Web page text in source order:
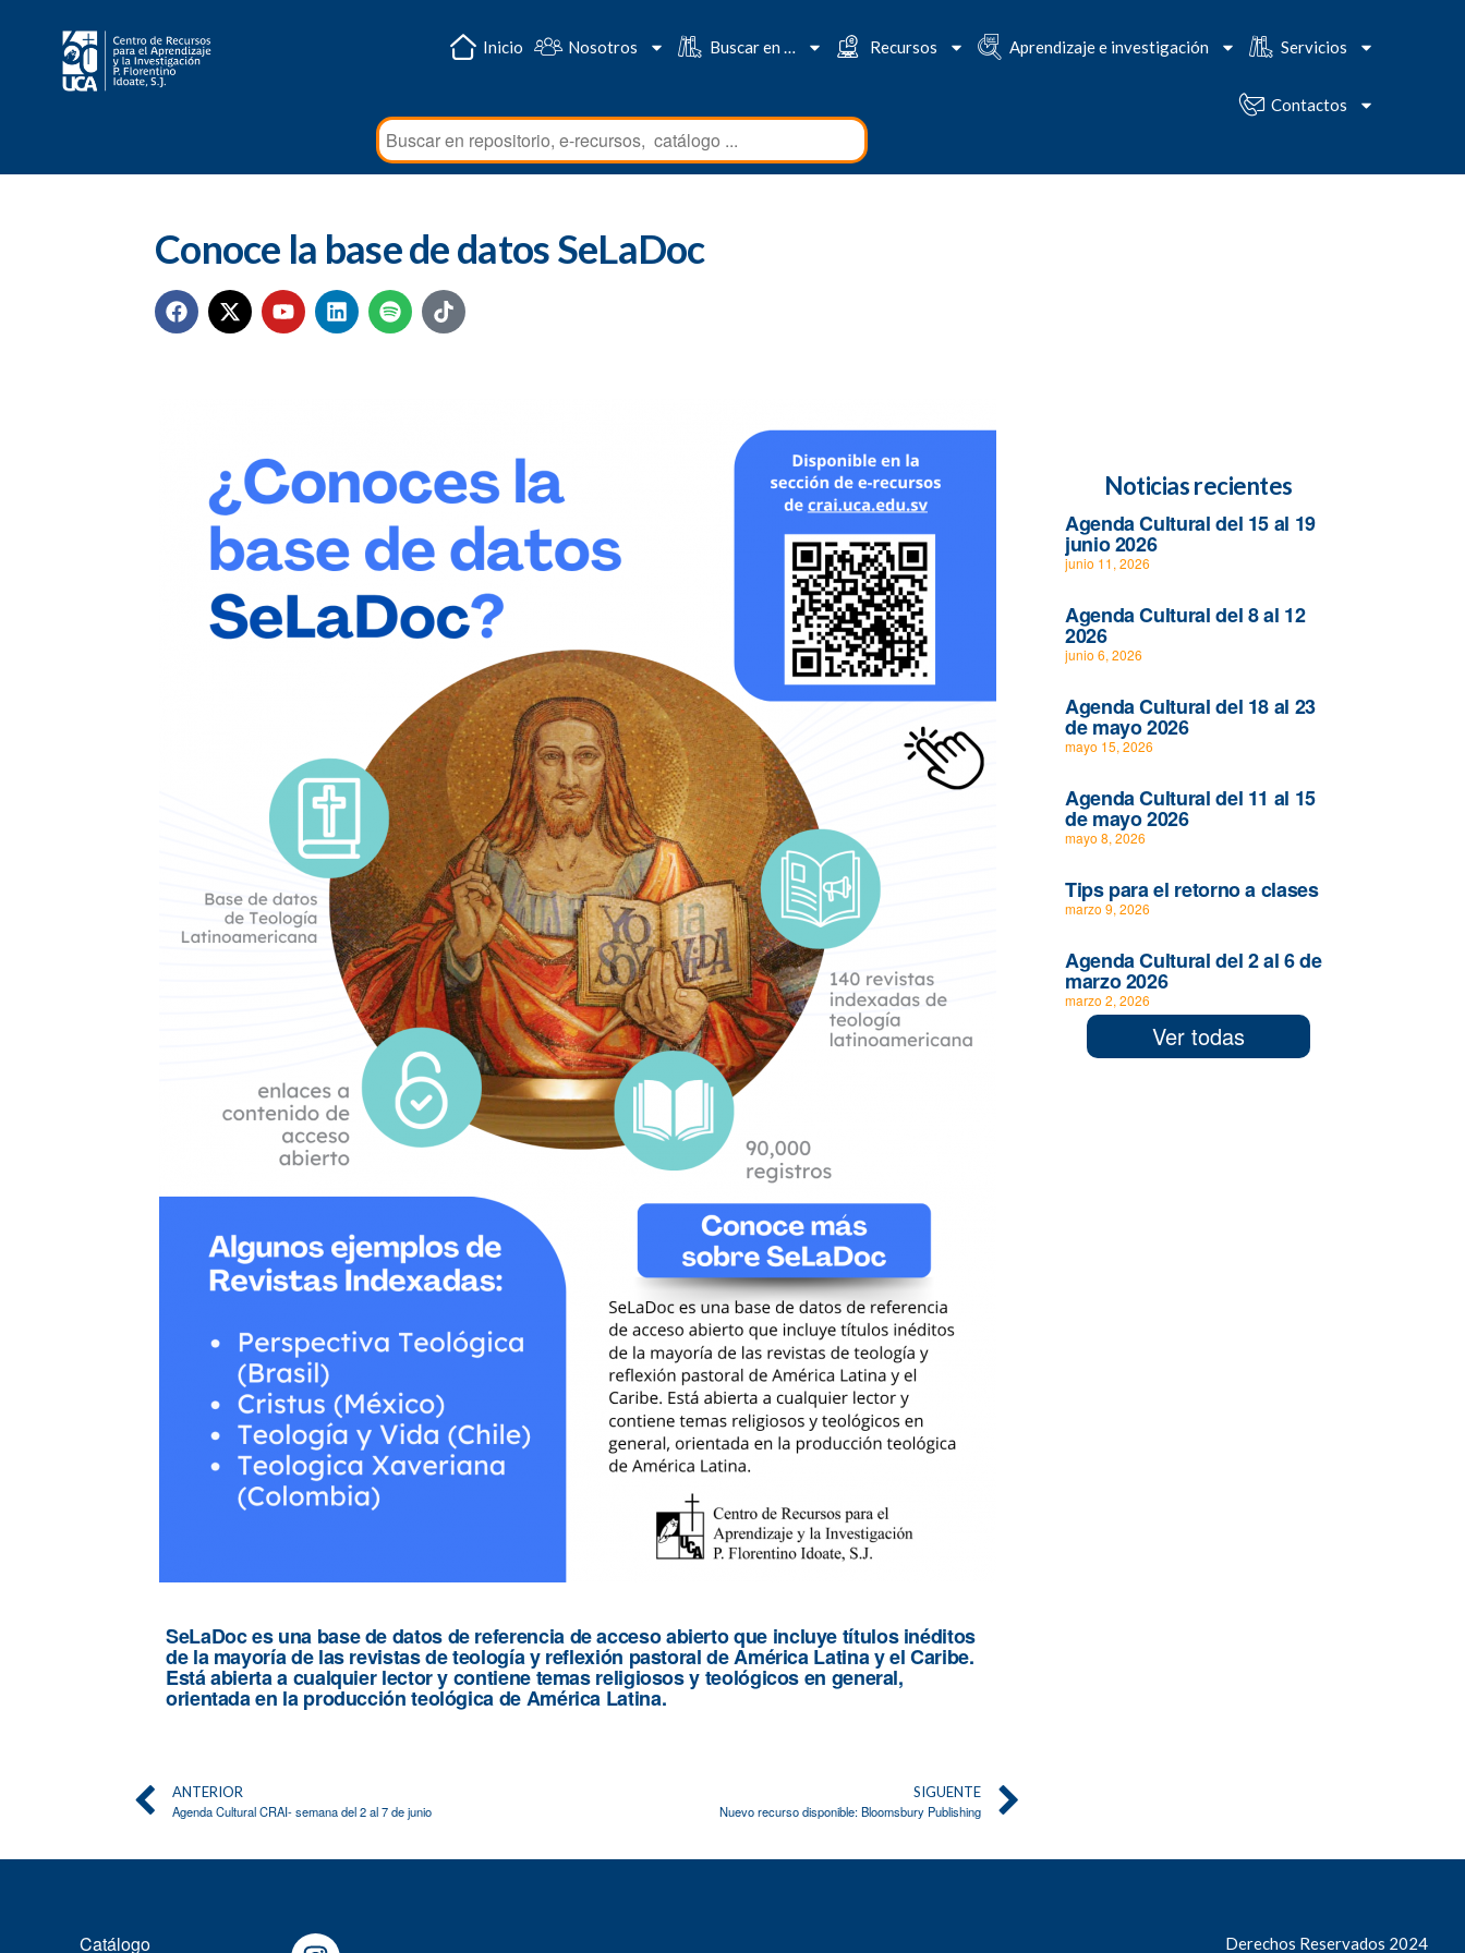
Inicio Nosotros Buscar en … Recursos Aprendizaje e investigación Servicios
Contactos
Conoce la base de datos SeLaDoc
SeLaDoc es una base de datos de referencia de acceso abierto que incluye títulos inéditos
de la mayoría de las revistas de teología y reflexión pastoral de América Latina y el Caribe.
Está abierta a cualquier lector y contiene temas religiosos y teológicos en general,
orientada en la producción teológica de América Latina.
ANTERIOR
Agenda Cultural CRAI- semana del 2 al 7 de junio
SIGUENTE
Nuevo recurso disponible: Bloomsbury Publishing
Noticias recientes
Agenda Cultural del 15 al 19
junio 2026
junio 11, 2026
Agenda Cultural del 8 al 12
2026
junio 6, 2026
Agenda Cultural del 18 al 23
de mayo 2026
mayo 15, 2026
Agenda Cultural del 11 al 15
de mayo 2026
mayo 8, 2026
Tips para el retorno a clases
marzo 9, 2026
Agenda Cultural del 2 al 6 de
marzo 2026
marzo 2, 2026
Ver todas
Catálogo Derechos Reservados 2024